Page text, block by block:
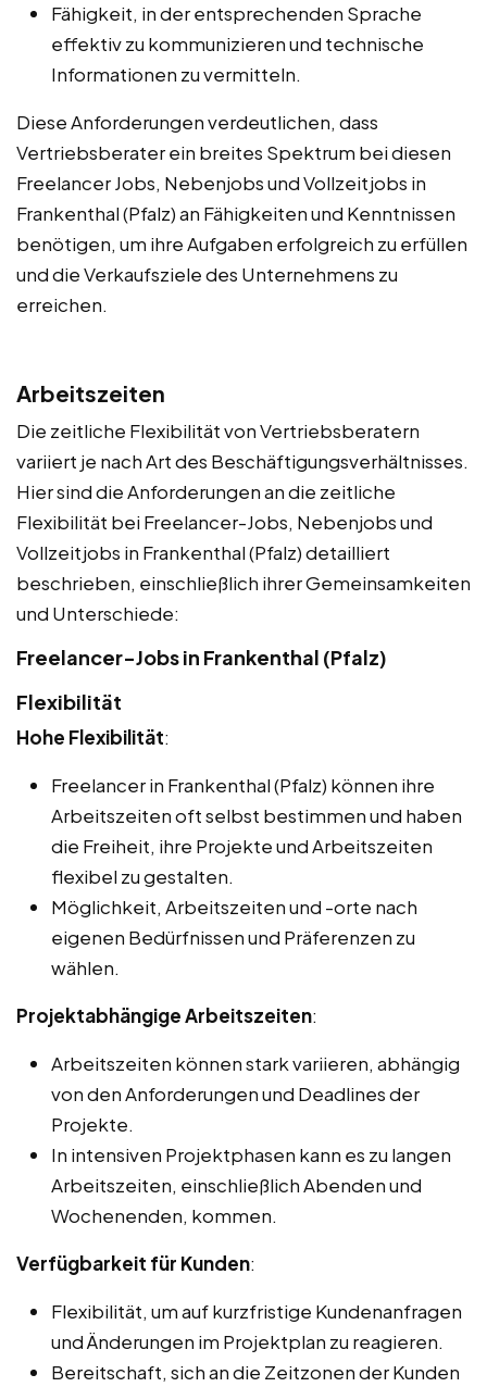
Fähigkeit, in der entsprechenden Sprache
effektiv zu kommunizieren und technische
Informationen zu vermitteln.
Diese Anforderungen verdeutlichen, dass
Vertriebsberater ein breites Spektrum bei diesen
Freelancer Jobs, Nebenjobs und Vollzeitjobs in
Frankenthal (Pfalz) an Fähigkeiten und Kenntnissen
benötigen, um ihre Aufgaben erfolgreich zu erfüllen
und die Verkaufsziele des Unternehmens zu
erreichen.
Arbeitszeiten
Die zeitliche Flexibilität von Vertriebsberatern
variiert je nach Art des Beschäftigungsverhältnisses.
Hier sind die Anforderungen an die zeitliche
Flexibilität bei Freelancer-Jobs, Nebenjobs und
Vollzeitjobs in Frankenthal (Pfalz) detailliert
beschrieben, einschließlich ihrer Gemeinsamkeiten
und Unterschiede:
Freelancer-Jobs in Frankenthal (Pfalz)
Flexibilität
Hohe Flexibilität:
Freelancer in Frankenthal (Pfalz) können ihre
Arbeitszeiten oft selbst bestimmen und haben
die Freiheit, ihre Projekte und Arbeitszeiten
flexibel zu gestalten.
Möglichkeit, Arbeitszeiten und -orte nach
eigenen Bedürfnissen und Präferenzen zu
wählen.
Projektabhängige Arbeitszeiten:
Arbeitszeiten können stark variieren, abhängig
von den Anforderungen und Deadlines der
Projekte.
In intensiven Projektphasen kann es zu langen
Arbeitszeiten, einschließlich Abenden und
Wochenenden, kommen.
Verfügbarkeit für Kunden:
Flexibilität, um auf kurzfristige Kundenanfragen
und Änderungen im Projektplan zu reagieren.
Bereitschaft, sich an die Zeitzonen der Kunden